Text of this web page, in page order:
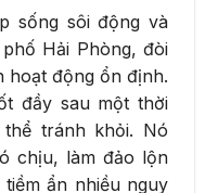
sống sôi động và
Hải Phòng, đòi
hoạt động ổn định.
đầy sau một thời
tránh khỏi. Nó
chịu, làm đảo lộn
ẩn nhiều nguy